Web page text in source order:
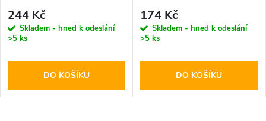
244 Kč
Skladem - hned k odeslání
>5 ks
DO KOŠÍKU
174 Kč
Skladem - hned k odeslání
>5 ks
DO KOŠÍKU